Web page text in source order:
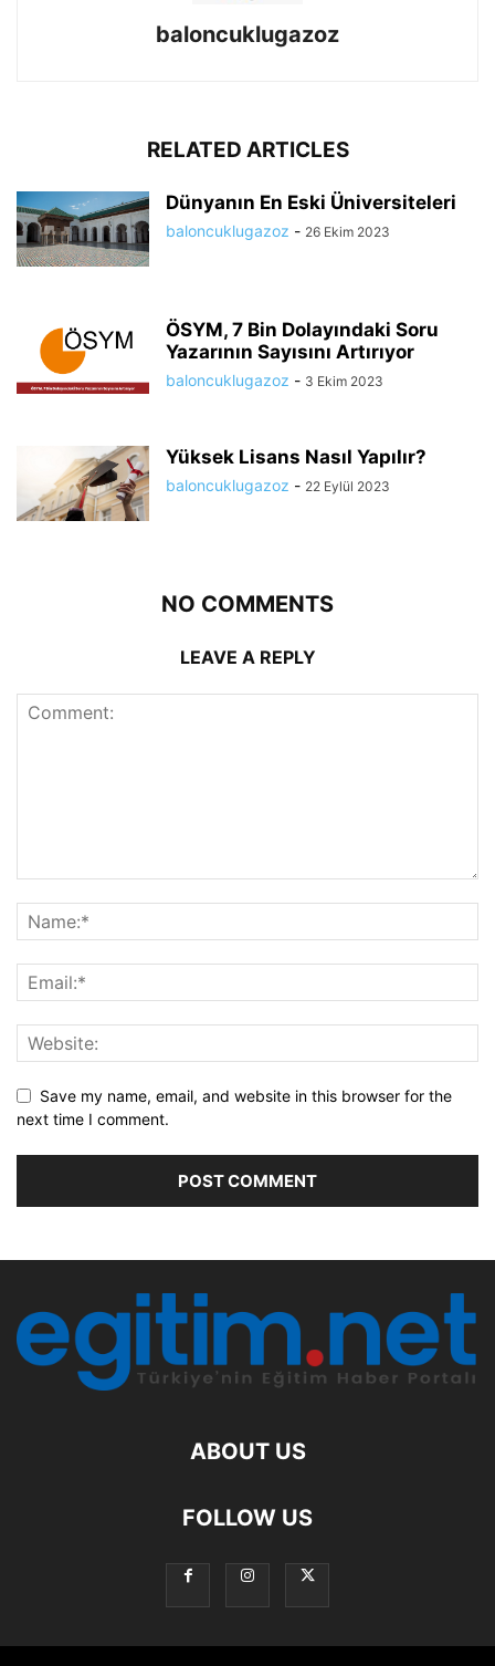
baloncuklugazoz
RELATED ARTICLES
Dünyanın En Eski Üniversiteleri
baloncuklugazoz - 26 Ekim 2023
ÖSYM, 7 Bin Dolayındaki Soru
Yazarının Sayısını Artırıyor
baloncuklugazoz - 3 Ekim 2023
Yüksek Lisans Nasıl Yapılır?
baloncuklugazoz - 22 Eylül 2023
NO COMMENTS
LEAVE A REPLY
Save my name, email, and website in this browser for the
next time I comment.
ABOUT US
FOLLOW US